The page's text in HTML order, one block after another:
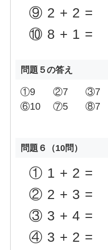
⑨ 2+2=
⑩ 8+1=
問題５の答え
①9 ②7 ③7
⑥10 ⑦5 ⑧7
問題６（10問）
① 1+2=
② 2+3=
③ 3+4=
④ 3+2=